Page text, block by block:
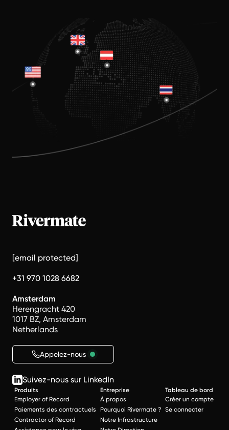
[email protected]
+31 970 1028 6682
Amsterdam
Herengracht 420
1017 BZ, Amsterdam
Netherlands
Appelez-nous
Suivez-nous sur LinkedIn
Produits
Employer of Record
Paiements des contractuels
Contractor of Record
Entreprise
À propos
Pourquoi Rivermate ?
Notre Infrastructure
Tableau de bord
Créer un compte
Se connecter